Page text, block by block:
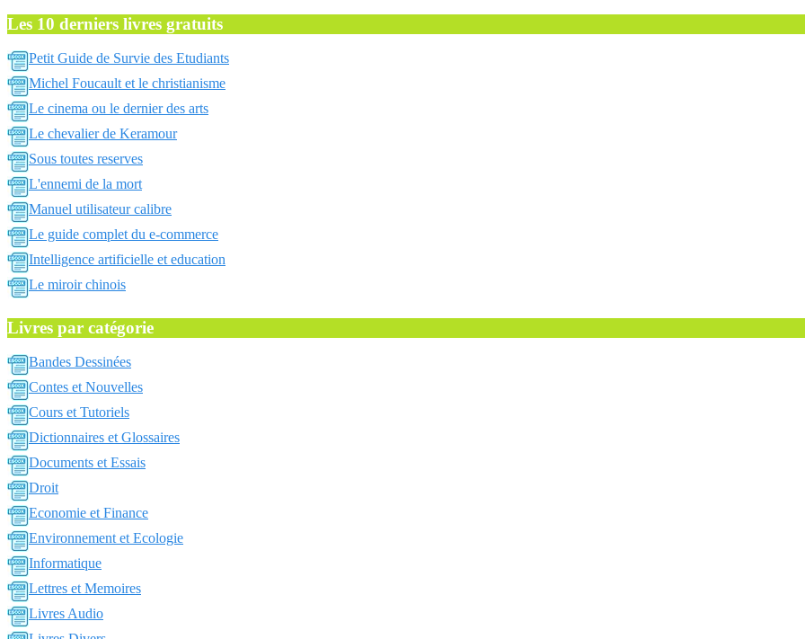
Les 10 derniers livres gratuits
Petit Guide de Survie des Etudiants
Michel Foucault et le christianisme
Le cinema ou le dernier des arts
Le chevalier de Keramour
Sous toutes reserves
L'ennemi de la mort
Manuel utilisateur calibre
Le guide complet du e-commerce
Intelligence artificielle et education
Le miroir chinois
Livres par catégorie
Bandes Dessinées
Contes et Nouvelles
Cours et Tutoriels
Dictionnaires et Glossaires
Documents et Essais
Droit
Economie et Finance
Environnement et Ecologie
Informatique
Lettres et Memoires
Livres Audio